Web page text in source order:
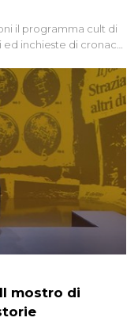
il programma cult di
inchieste di cronaca
mostro di